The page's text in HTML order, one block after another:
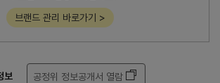
브랜드 관리 바로가기 >
보 공정위 정보공개서 열람